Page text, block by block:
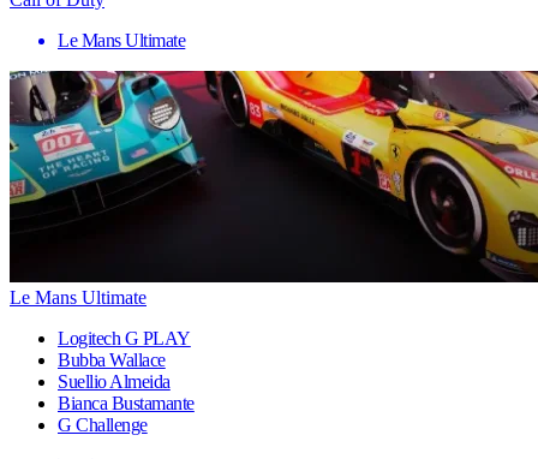
Le Mans Ultimate
Le Mans Ultimate
Logitech G PLAY
Bubba Wallace
Suellio Almeida
Bianca Bustamante
G Challenge